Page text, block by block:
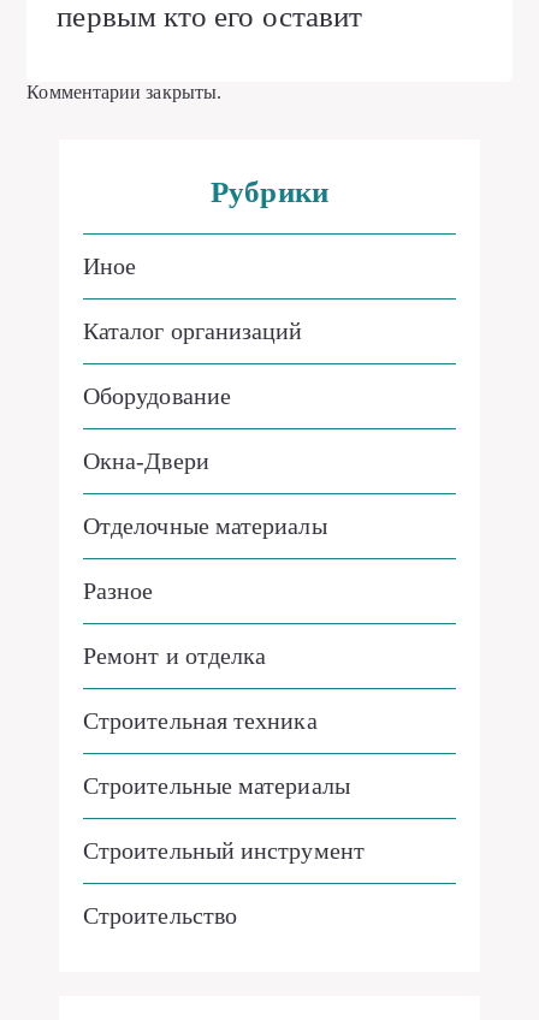
первым кто его оставит
Комментарии закрыты.
Рубрики
Иное
Каталог организаций
Оборудование
Окна-Двери
Отделочные материалы
Разное
Ремонт и отделка
Строительная техника
Строительные материалы
Строительный инструмент
Строительство